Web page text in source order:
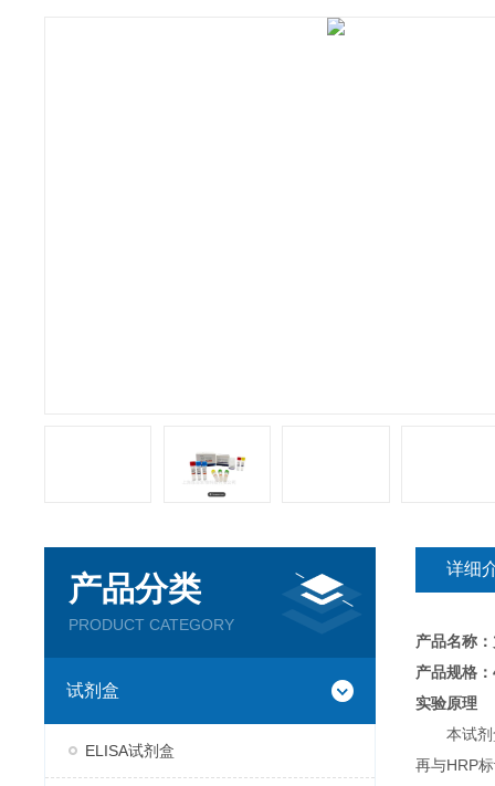
产品分类
PRODUCT CATEGORY
试剂盒
ELISA试剂盒
详细
产品名称：
产品规格
实验原理
本试
再与HRP